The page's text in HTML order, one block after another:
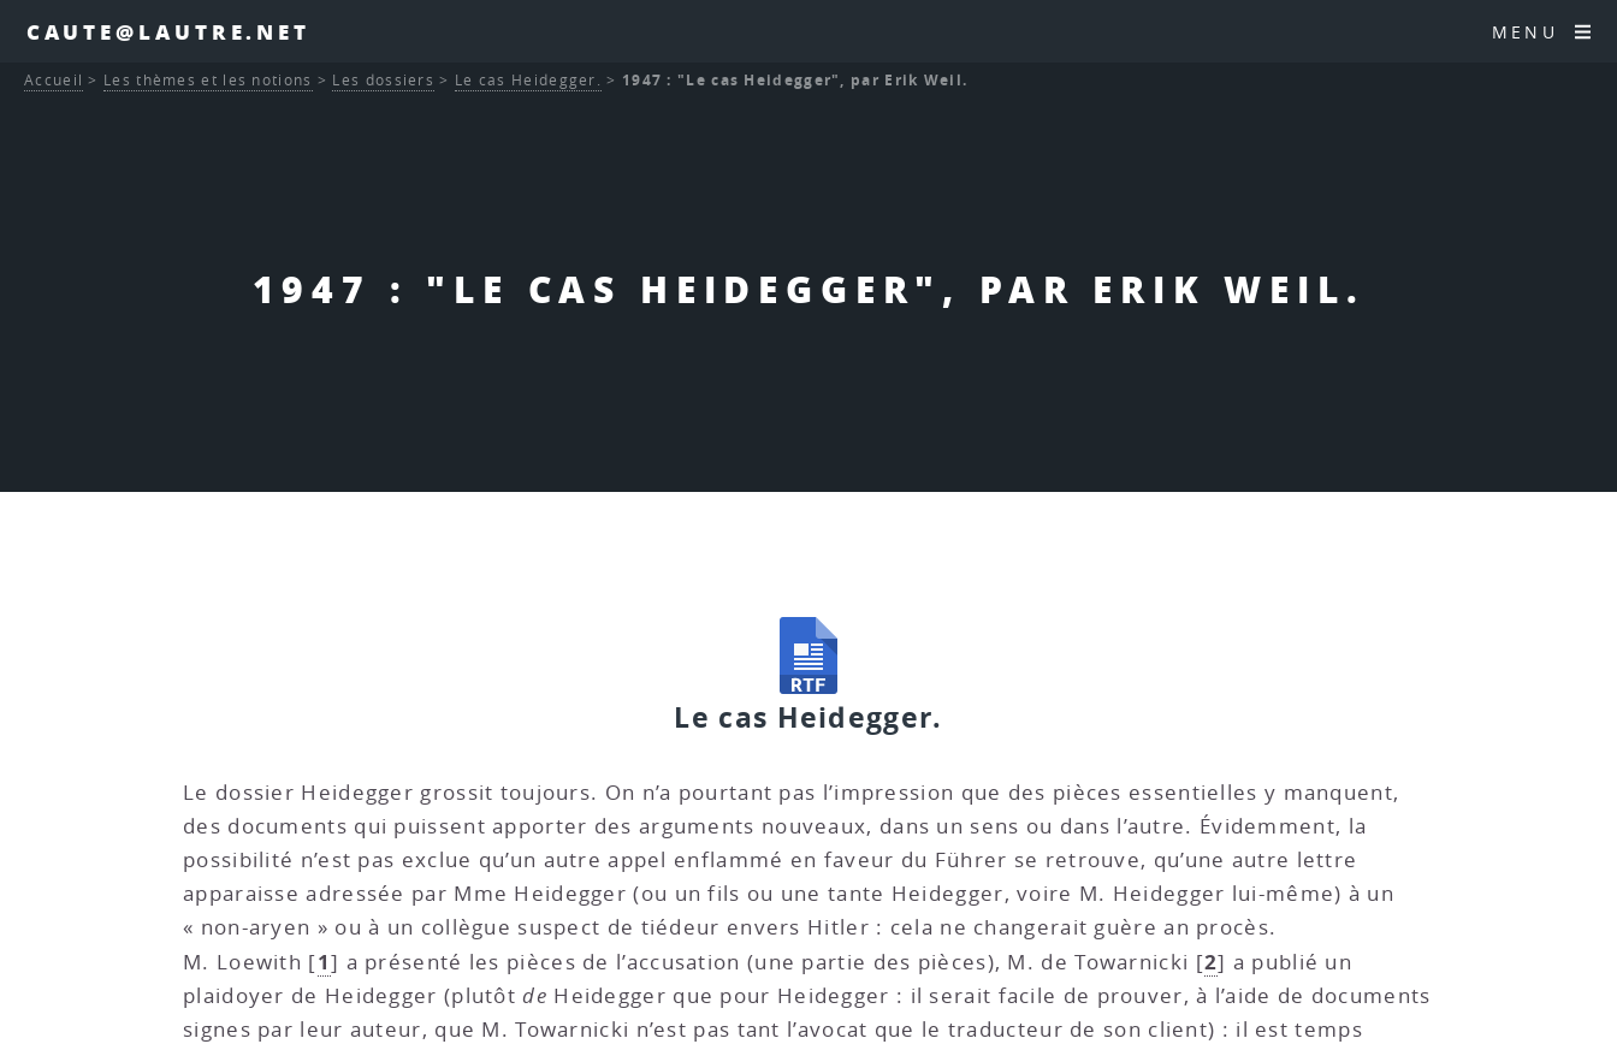
CAUTE@LAUTRE.NET MENU
1947 : "LE CAS HEIDEGGER", PAR ERIK WEIL.
Accueil > Les thèmes et les notions > Les dossiers > Le cas Heidegger. > 1947 : "Le cas Heidegger", par Erik Weil.
Le cas Heidegger.
Le dossier Heidegger grossit toujours. On n’a pourtant pas l’impression que des pièces essentielles y manquent,
des documents qui puissent apporter des arguments nouveaux, dans un sens ou dans l’autre. Évidemment, la
possibilité n’est pas exclue qu’un autre appel enflammé en faveur du Führer se retrouve, qu’une autre lettre
apparaisse adressée par Mme Heidegger (ou un fils ou une tante Heidegger, voire M. Heidegger lui-même) à un
« non-aryen » ou à un collègue suspect de tiédeur envers Hitler : cela ne changerait guère an procès.
M. Loewith [1] a présenté les pièces de l’accusation (une partie des pièces), M. de Towarnicki [2] a publié un
plaidoyer de Heidegger (plutôtde Heidegger que pour Heidegger : il serait facile de prouver, à l’aide de documents
signes par leur auteur, que M. Towarnicki n’est pas tant l’avocat que le traducteur de son client) : il est temps